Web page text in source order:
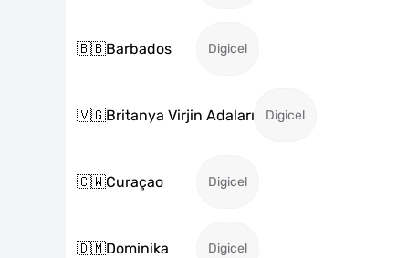
🇧🇧Barbados Digicel
🇻🇬Britanya Virjin Adaları Digicel
🇨🇼Curaçao Digicel
🇩🇲Dominika Digicel